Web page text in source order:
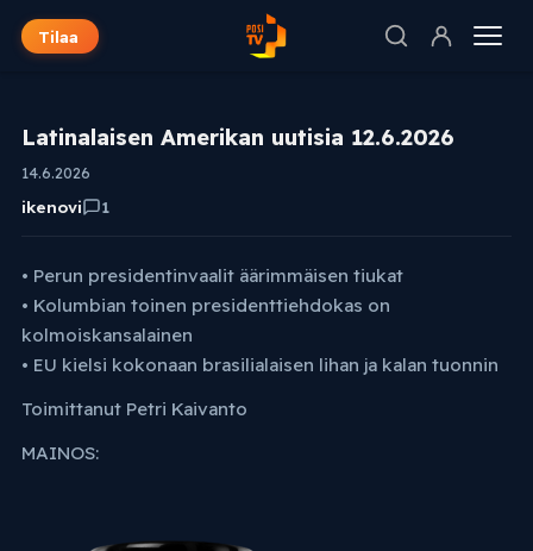
Tilaa
Latinalaisen Amerikan uutisia 12.6.2026
14.6.2026
ikenovi 1
• Perun presidentinvaalit äärimmäisen tiukat
• Kolumbian toinen presidenttiehdokas on
kolmoiskansalainen
• EU kielsi kokonaan brasilialaisen lihan ja kalan tuonnin
Toimittanut Petri Kaivanto
MAINOS: